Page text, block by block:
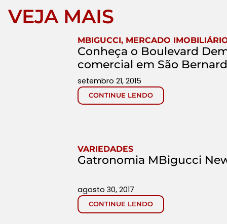
VEJA MAIS
MBIGUCCI, MERCADO
Conheça o Boulevard
comercial em São
CONTINUE LENDO
setembro 21, 2015
VARIEDADES
Gatronomia MBigucci
CONTINUE LENDO
agosto 30, 2017